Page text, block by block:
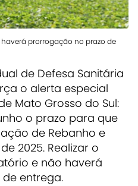
prorrogação no prazo de
de Defesa Sanitária
o alerta especial
Mato Grosso do Sul:
o prazo para que
de Rebanho e
2025. Realizar o
e não haverá
entrega.